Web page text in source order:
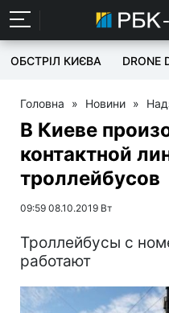
ОБСТРІЛ КИЄВА DRONE
Головна » Новини »
В Киеве
контактной
троллейбусов
09:59 08.10.2019 Вт
Троллейбусы с
работают